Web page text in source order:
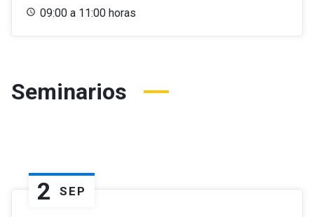
09:00 a 11:00 horas
Seminarios
2 SEP